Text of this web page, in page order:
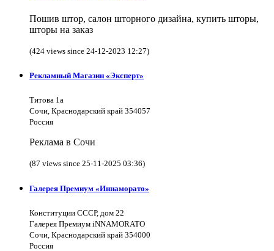
Пошив штор, салон шторного дизайна, купить шторы,
шторы на заказ
(424 views since 24-12-2023 12:27)
Рекламный Магазин «Эксперт»
Титова 1а
Сочи, Краснодарский край 354057
Россия
Реклама в Сочи
(87 views since 25-11-2025 03:36)
Галерея Премиум «Иннаморато»
Конституции СССР, дом 22
Галерея Премиум iNNAMORATO
Сочи, Краснодарский край 354000
Россия